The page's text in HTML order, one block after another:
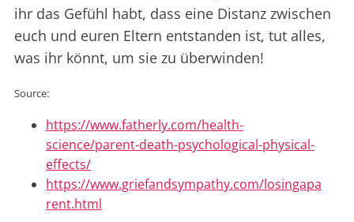
ihr das Gefühl habt, dass eine Distanz zwischen
euch und euren Eltern entstanden ist, tut alles,
was ihr könnt, um sie zu überwinden!
Source:
https://www.fatherly.com/health-
science/parent-death-psychological-physical-
effects/
https://www.griefandsympathy.com/losingapa
rent.html